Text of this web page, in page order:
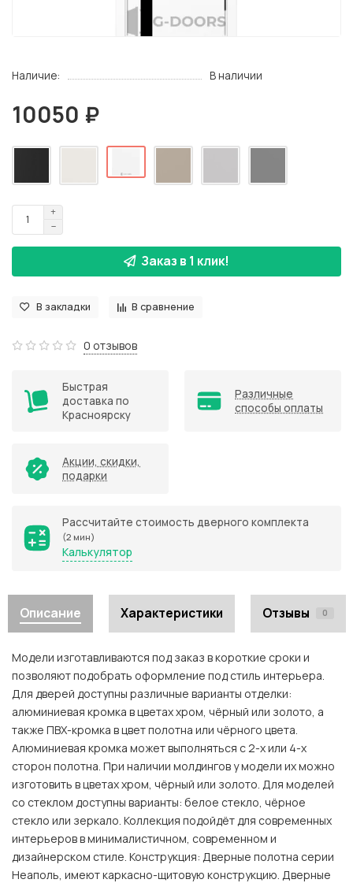
Наличие: В наличии
10050 ₽
Заказ в 1 клик!
В закладки В сравнение
0 отзывов
Быстрая
доставка по
Красноярску
Различные
способы оплаты
Акции, скидки,
подарки
Рассчитайте стоимость дверного комплекта
(2 мин)
Калькулятор
Описание Характеристики Отзывы 0
Модели изготавливаются под заказ в короткие сроки и
позволяют подобрать оформление под стиль интерьера.
Для дверей доступны различные варианты отделки:
алюминиевая кромка в цветах хром, чёрный или золото, а
также ПВХ-кромка в цвет полотна или чёрного цвета.
Алюминиевая кромка может выполняться с 2-х или 4-х
сторон полотна. При наличии молдингов у модели их можно
изготовить в цветах хром, чёрный или золото. Для моделей
со стеклом доступны варианты: белое стекло, чёрное
стекло или зеркало. Коллекция подойдёт для современных
интерьеров в минималистичном, современном и
дизайнерском стиле. Конструкция: Дверные полотна серии
Неаполь, имеют каркасно-щитовую конструкцию. Дверные